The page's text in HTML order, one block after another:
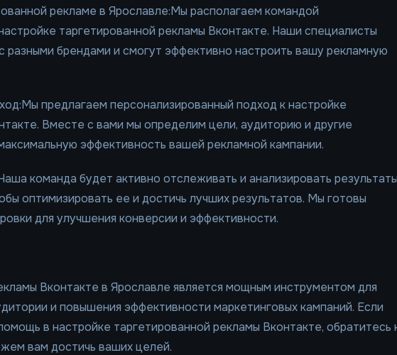
рекламе в Ярославле:Мы располагаем командой
таргетированной рекламы Вконтакте. Наши специалисты
брендами и смогут эффективно настроить вашу рекламную
предлагаем персонализированный подход к настройке
Вместе с вами мы определим цели, аудиторию и другие
эффективность вашей рекламной кампании.
команда будет активно отслеживать и анализировать
оптимизировать ее и достичь лучших результатов. Мы готовы
для улучшения конверсии и эффективности.
Вконтакте в Ярославле является мощным инструментом для
и повышения эффективности маркетинговых кампаний. Если
в настройке таргетированной рекламы Вконтакте, обратитесь
вам достичь ваших целей.